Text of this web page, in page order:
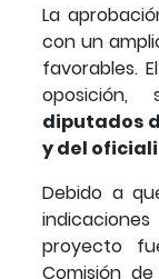
La
con un
favorables.
diputados
y del
Debido a
proyecto
Comisión